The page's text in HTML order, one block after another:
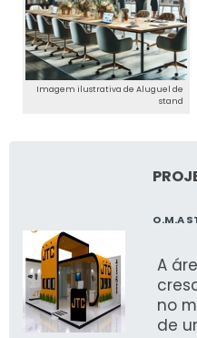
Imagem ilustrativa de Aluguel de
stand
O.M.A
A
no
de